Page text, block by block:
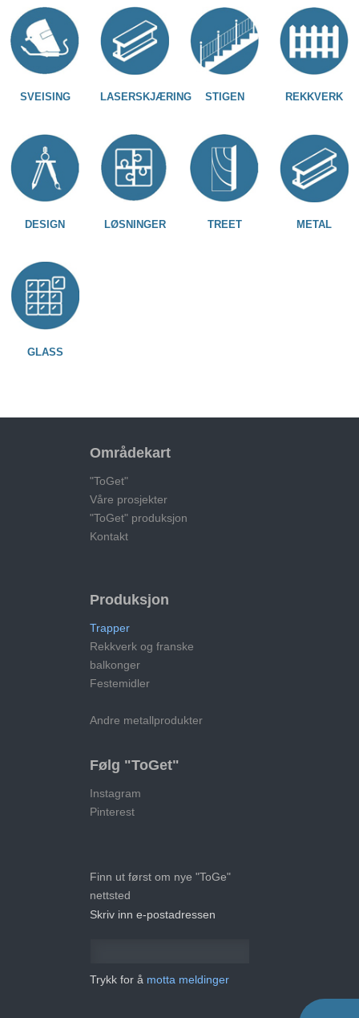
SVEISING LASERSKJÆRING STIGEN REKKVERK
DESIGN LØSNINGER TREET METAL
GLASS
Områdekart
"ToGet"
Våre prosjekter
"ToGet" produksjon
Kontakt
Produksjon
Trapper
Rekkverk og franske
balkonger
Festemidler
Andre metallprodukter
Følg "ToGet"
Instagram
Pinterest
Finn ut først om nye "ToGe"
nettsted
Skriv inn e-postadressen
Trykk for å motta meldinger